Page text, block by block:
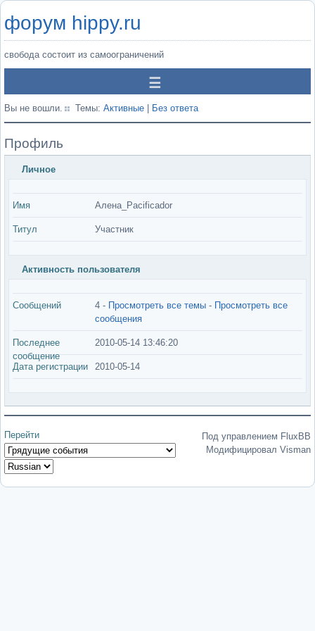
форум hippy.ru
свобода состоит из самоограничений
Вы не вошли. Темы: Активные Без ответа
Профиль
Личное
Имя Алена_Pacificador
Титул Участник
Активность пользователя
Сообщений 4 - Просмотреть все темы - Просмотреть все
сообщения
Последнее
сообщение
2010-05-14 13:46:20
Дата регистрации 2010-05-14
Перейти
Под управлением FluxBB
Модифицировал Visman